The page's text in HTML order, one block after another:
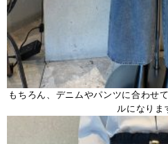
もちろん、デニムやパンツに合わせ
ルになり